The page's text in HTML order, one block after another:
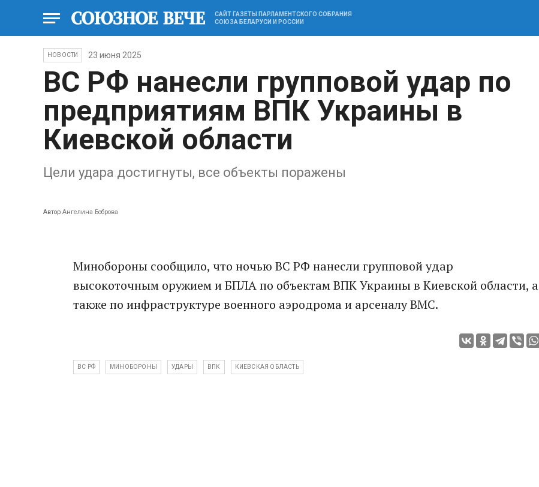
САЙТ ГАЗЕТЫ ПАРЛАМЕНТСКОГО СОБРАНИЯ
СОЮЗА БЕЛАРУСИ И РОССИИ
НОВОСТИ 23 июня 2025
ВС РФ нанесли групповой удар по
предприятиям ВПК Украины в
Киевской области
Цели удара достигнуты, все объекты поражены
Автор Ангелина Боброва
Минобороны сообщило, что ночью ВС РФ нанесли групповой удар
высокоточным оружием и БПЛА по объектам ВПК Украины в Киевской области, а
также по инфраструктуре военного аэродрома и арсеналу ВМС.
ВС РФ МИНОБОРОНЫ УДАРЫ ВПК КИЕВСКАЯ ОБЛАСТЬ